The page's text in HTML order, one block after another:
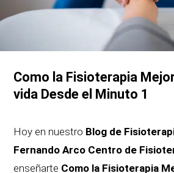
Como la Fisioterapia
vida Desde el Minuto 1
Hoy en nuestro Blog de
Fernando Arco Centro de
enseñarte Como la Fisioterapia